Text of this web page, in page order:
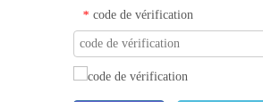
* code de vérification